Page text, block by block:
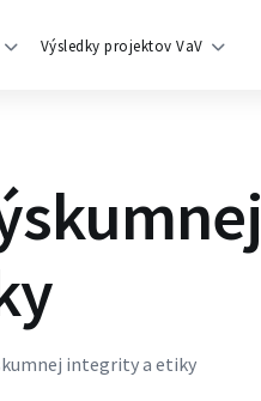
Výsledky projektov VaV
integrity a etiky